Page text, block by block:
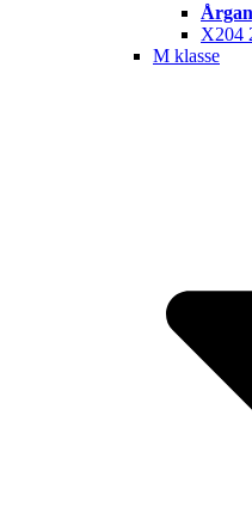
X204
M klasse